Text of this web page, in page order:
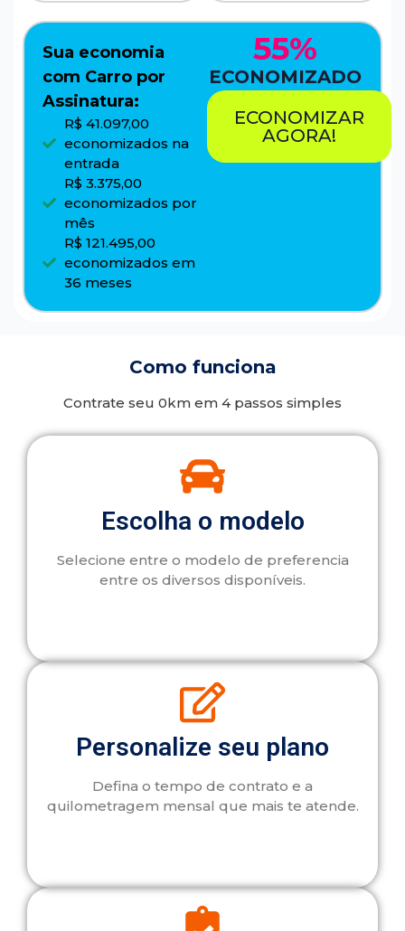
Sua economia
com Carro por
Assinatura:
R$ 41.097,00
economizados na
entrada
R$ 3.375,00
economizados por
mês
R$ 121.495,00
economizados em
36 meses
55%
ECONOMIZADO
ECONOMIZAR
AGORA!
Como funciona
Contrate seu 0km em 4 passos simples
Escolha o modelo
Selecione entre o modelo de preferencia
entre os diversos disponíveis.
Personalize seu plano
Defina o tempo de contrato e a
quilometragem mensal que mais te atende.